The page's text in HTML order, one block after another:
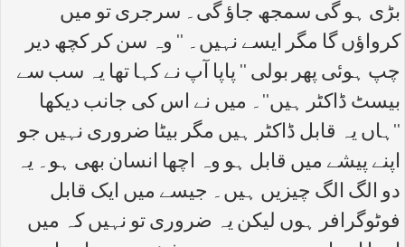
بڑی ہو گی سمجھ جاؤ گی۔ سرجری تو میں
کرواؤں گا مگر ایسے نہیں۔ '' وہ سن کر کچھ دیر
چپ ہوئی پھر بولی '' پاپا آپ نے کہا تھا یہ سب سے
بیسٹ ڈاکٹر ہیں''۔ میں نے اس کی جانب دیکھا
''ہاں یہ قابل ڈاکٹر ہیں مگر بیٹا ضروری نہیں جو
اپنے پیشے میں قابل ہو وہ اچھا انسان بھی ہو۔ یہ
دو الگ الگ چیزیں ہیں۔ جیسے میں ایک قابل
فوٹوگرافر ہوں لیکن یہ ضروری تو نہیں کہ میں